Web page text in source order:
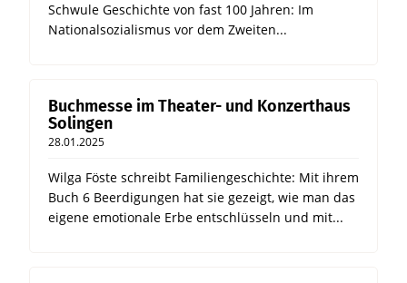
Schwule Geschichte von fast 100 Jahren: Im
Nationalsozialismus vor dem Zweiten...
Buchmesse im Theater- und Konzerthaus
Solingen
28.01.2025
Wilga Föste schreibt Familiengeschichte: Mit ihrem
Buch 6 Beerdigungen hat sie gezeigt, wie man das
eigene emotionale Erbe entschlüsseln und mit...